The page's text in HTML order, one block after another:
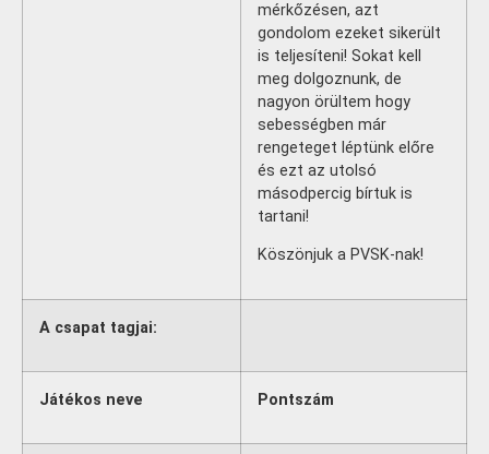
mérkőzésen, azt
gondolom ezeket sikerült
is teljesíteni! Sokat kell
meg dolgoznunk, de
nagyon örültem hogy
sebességben már
rengeteget léptünk előre
és ezt az utolsó
másodpercig bírtuk is
tartani!
Köszönjuk a PVSK-nak!
A csapat tagjai:
Játékos neve Pontszám